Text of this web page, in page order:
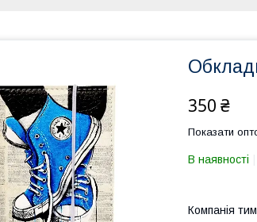
350 ₴
Показати
В наявності
Компанія